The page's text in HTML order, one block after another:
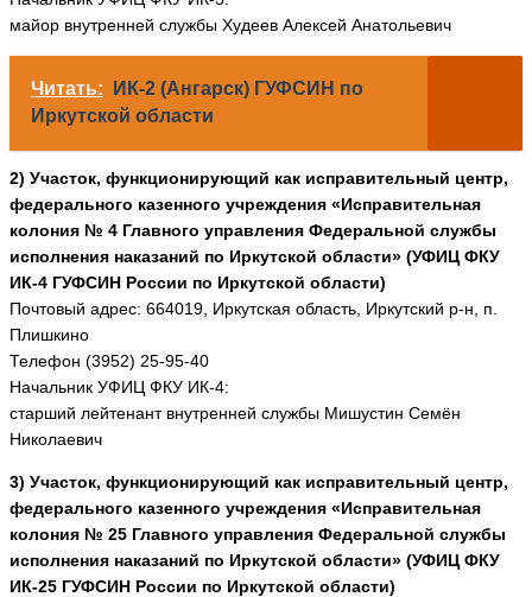
майор внутренней службы Худеев Алексей Анатольевич
Читать:
ИК-2 (Ангарск) ГУФСИН по
Иркутской области
2) Участок, функционирующий как исправительный центр,
федерального казенного учреждения «Исправительная
колония № 4 Главного управления Федеральной службы
исполнения наказаний по Иркутской области» (УФИЦ ФКУ
ИК-4 ГУФСИН России по Иркутской области)
Почтовый адрес: 664019, Иркутская область, Иркутский р-н, п.
Плишкино
Телефон (3952) 25-95-40
Начальник УФИЦ ФКУ ИК-4:
старший лейтенант внутренней службы Мишустин Семён
Николаевич
3) Участок, функционирующий как исправительный центр,
федерального казенного учреждения «Исправительная
колония № 25 Главного управления Федеральной службы
исполнения наказаний по Иркутской области» (УФИЦ ФКУ
ИК-25 ГУФСИН России по Иркутской области)